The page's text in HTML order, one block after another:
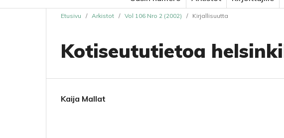
Etusivu / Arkistot / Vol 106 Nro 2 (2002) / Kirjallisuutta
Kotiseututietoa
Kaija Mallat